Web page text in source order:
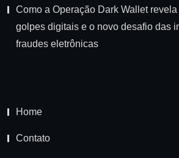
Como a Operação Dark Wallet
golpes digitais e o novo desafio das
fraudes eletrônicas
Home
Contato